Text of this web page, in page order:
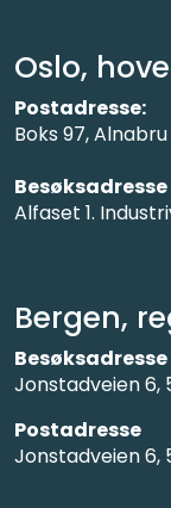
Bergen,
Besøksadresse
Jonstadveien 6,
Postadresse
Jonstadveien 6,
Oslo,
Postadresse:
Boks 97,
Besøksadresse
Alfaset 1.